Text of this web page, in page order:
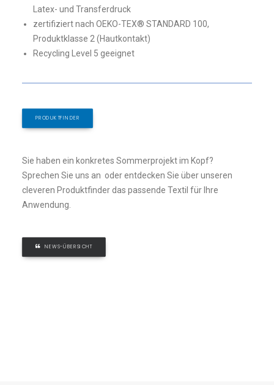
Latex- und Transferdruck
zertifiziert nach OEKO-TEX® STANDARD 100,
Produktklasse 2 (Hautkontakt)
Recycling Level 5 geeignet
PRODUKTFINDER
Sie haben ein konkretes Sommerprojekt im Kopf?
Sprechen Sie uns an oder entdecken Sie über unseren
cleveren Produktfinder das passende Textil für Ihre
Anwendung.
NEWS-ÜBERSICHT